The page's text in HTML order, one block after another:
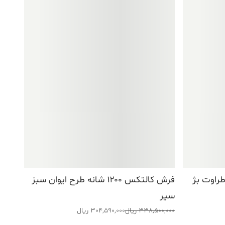
فرش کالتکس ۱۲۰۰ شانه طرح ایوان سبز
سیر
338,500,000 ریال
قیمت
304,590,000 ریال
قیمت